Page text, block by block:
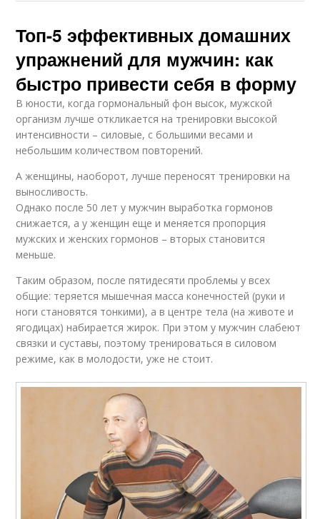
Топ-5 эффективных домашних
упражнений для мужчин: как
быстро привести себя в форму
В юности, когда гормональный фон высок, мужской
организм лучше откликается на тренировки высокой
интенсивности – силовые, с большими весами и
небольшим количеством повторений.
А женщины, наоборот, лучше переносят тренировки на
выносливость.
Однако после 50 лет у мужчин выработка гормонов
снижается, а у женщин еще и меняется пропорция
мужских и женских гормонов – вторых становится
меньше.
Таким образом, после пятидесяти проблемы у всех
общие: теряется мышечная масса конечностей (руки и
ноги становятся тонкими), а в центре тела (на животе и
ягодицах) набирается жирок. При этом у мужчин слабеют
связки и суставы, поэтому тренироваться в силовом
режиме, как в молодости, уже не стоит.